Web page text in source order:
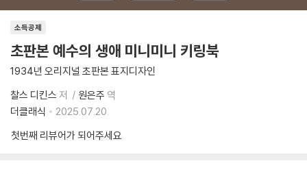
소득공제
초판본 예수의 생애 미니미니 키링북
1934년 오리지널 초판본 표지디자인
찰스 디킨스 저 원은주 역
더클래식
2025.07.20.
첫번째 리뷰어가 되어주세요